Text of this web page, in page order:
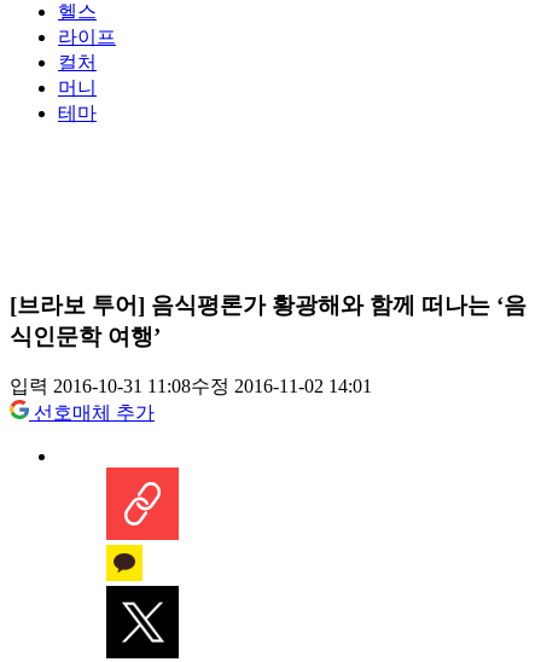
헬스
라이프
컬처
머니
테마
[브라보 투어] 음식평론가 황광해와 함께 떠나는 ‘음
식인문학 여행’
입력 2016-10-31 11:08수정 2016-11-02 14:01
선호매체 추가